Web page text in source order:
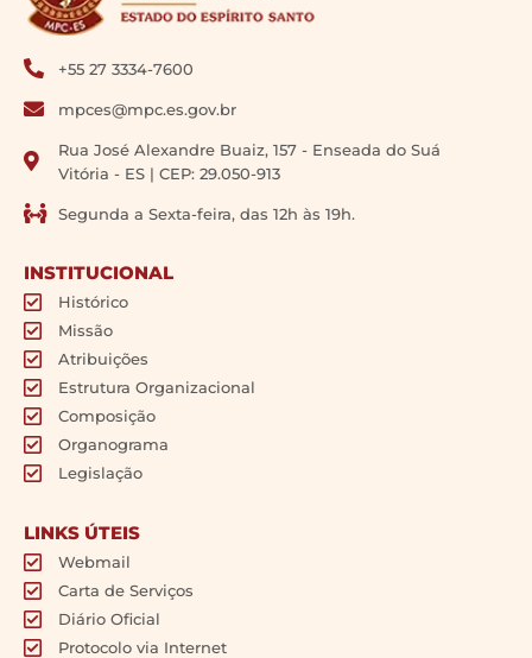
+55 27 3334-7600
mpces@mpc.es.gov.br
Rua José Alexandre Buaiz, 157 - Enseada do Suá
Vitória - ES | CEP: 29.050-913
Segunda a Sexta-feira, das 12h às 19h.
INSTITUCIONAL
Histórico
Missão
Atribuições
Estrutura Organizacional
Composição
Organograma
Legislação
LINKS ÚTEIS
Webmail
Carta de Serviços
Diário Oficial
Protocolo via Internet